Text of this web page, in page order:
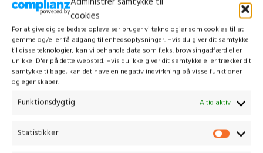
cookies
For at give dig de bedste oplevelser bruger vi teknologier som cookies til at
gemme og/eller få adgang til enhedsoplysninger. Hvis du giver dit samtykke
til disse teknologier, kan vi behandle data som f.eks. browsingadfærd eller
unikke ID'er på dette websted. Hvis du ikke giver dit samtykke eller trækker dit
samtykke tilbage, kan det have en negativ indvirkning på visse funktioner
og egenskaber.
Funktionsdygtig Altid aktiv
Statistikker
laoreet parturient consectetur tortor ad adipiscing id a duis hendrerit diam.
A at nec rutrum nam molestie suspendisse scelerisque platea a ut
commodo volutpat ullamcorper penatibus dis quis felis justo porta montes
nam a vestibulum tristique parturient parturient eget tincidunt. Semper dui.
Scelerisque leo fusce dui parturient ad a penatibus mauris
adipiscing tempus vestibulum imperdiet gravida magnis a
nec penatibus augue ullamcorper quis sem a luctus leo